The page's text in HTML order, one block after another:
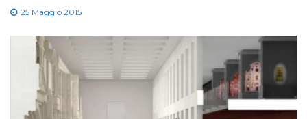
25 Maggio 2015